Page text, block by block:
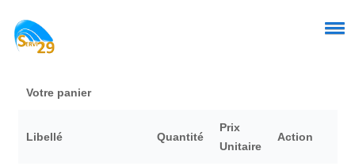
Votre panier
Libellé Quantité
Prix
Unitaire
Action